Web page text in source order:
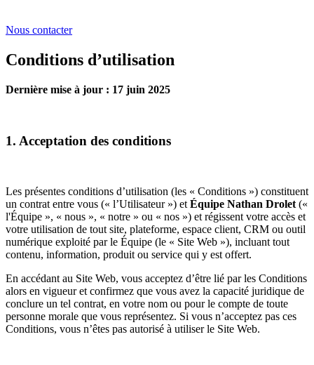
Nous contacter
Conditions d’utilisation
Dernière mise à jour : 17 juin 2025
1. Acceptation des conditions
Les présentes conditions d’utilisation (les « Conditions ») constituent
un contrat entre vous (« l’Utilisateur ») et Équipe Nathan Drolet («
l'Équipe », « nous », « notre » ou « nos ») et régissent votre accès et
votre utilisation de tout site, plateforme, espace client, CRM ou outil
numérique exploité par le Équipe (le « Site Web »), incluant tout
contenu, information, produit ou service qui y est offert.
En accédant au Site Web, vous acceptez d’être lié par les Conditions
alors en vigueur et confirmez que vous avez la capacité juridique de
conclure un tel contrat, en votre nom ou pour le compte de toute
personne morale que vous représentez. Si vous n’acceptez pas ces
Conditions, vous n’êtes pas autorisé à utiliser le Site Web.